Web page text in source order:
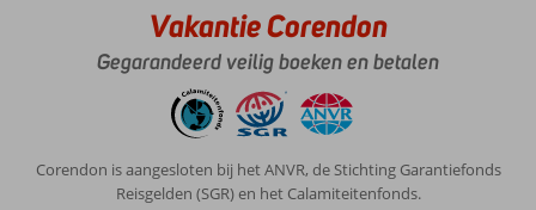
Vakantie Corendon
Gegarandeerd veilig boeken en betalen
Corendon is aangesloten bij het ANVR, de Stichting Garantiefonds
Reisgelden (SGR) en het Calamiteitenfonds.